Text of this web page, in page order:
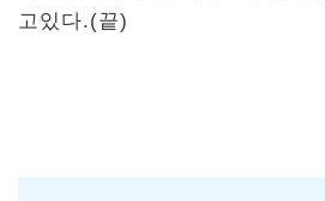
고있다.(끝)